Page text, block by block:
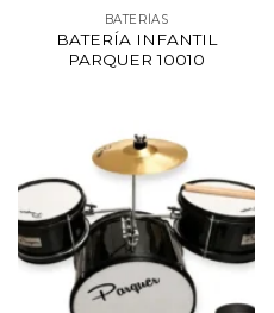
BATERÍAS
BATERÍA INFANTIL
PARQUER 10010